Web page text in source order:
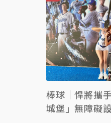
棒球｜悍將攜
城堡」無障礙